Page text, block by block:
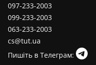
097-233-2003
099-233-2003
063-233-2003
cs@tut.ua
Пишіть в Телеграм: